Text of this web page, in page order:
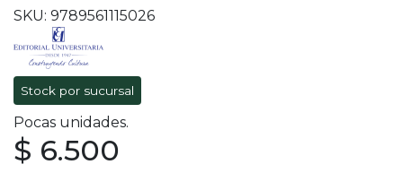
SKU: 9789561115026
Stock por sucursal
Pocas unidades.
$ 6.500